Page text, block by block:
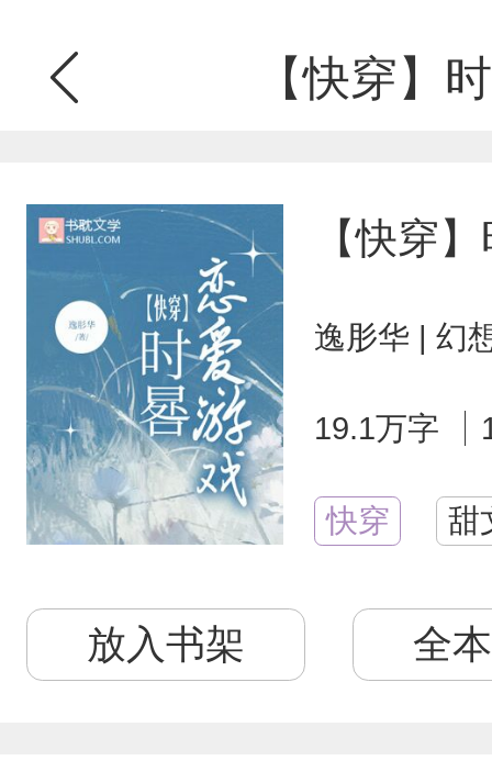
【快穿】
【快穿
逸肜华 | 幻
19.1万字
快穿 甜
放入书架 全